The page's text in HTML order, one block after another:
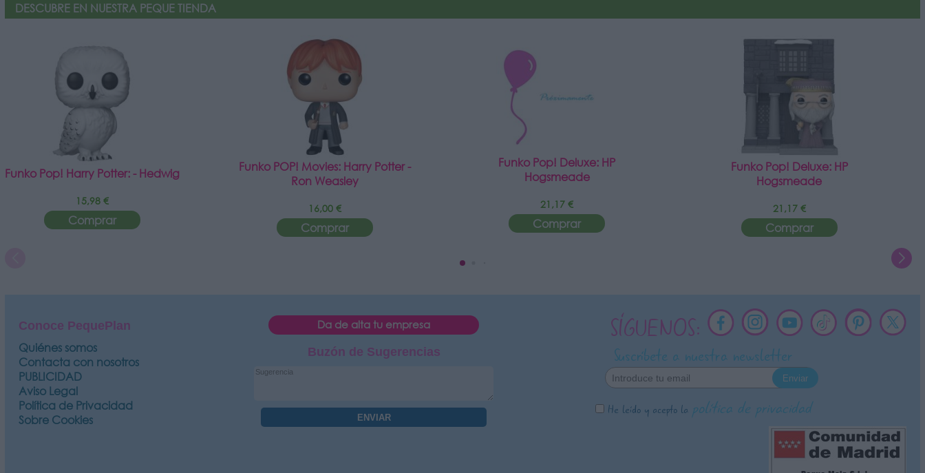
DESCUBRE EN NUESTRA PEQUE TIENDA
Funko Pop! Harry Potter: - Hedwig
15,98 €
Comprar
Funko POP! Movies: Harry Potter -
Ron Weasley
16,00 €
Comprar
Funko Pop! Deluxe: HP
Hogsmeade
21,17 €
Comprar
Funko Pop! Deluxe: HP
Hogsmeade
21,17 €
Comprar
Conoce PequePlan
Quiénes somos
Contacta con nosotros
PUBLICIDAD
Aviso Legal
Política de Privacidad
Sobre Cookies
Da de alta tu empresa
Buzón de Sugerencias
SÍGUENOS:
Suscríbete a nuestra newsletter
He leído y acepto la política de privacidad